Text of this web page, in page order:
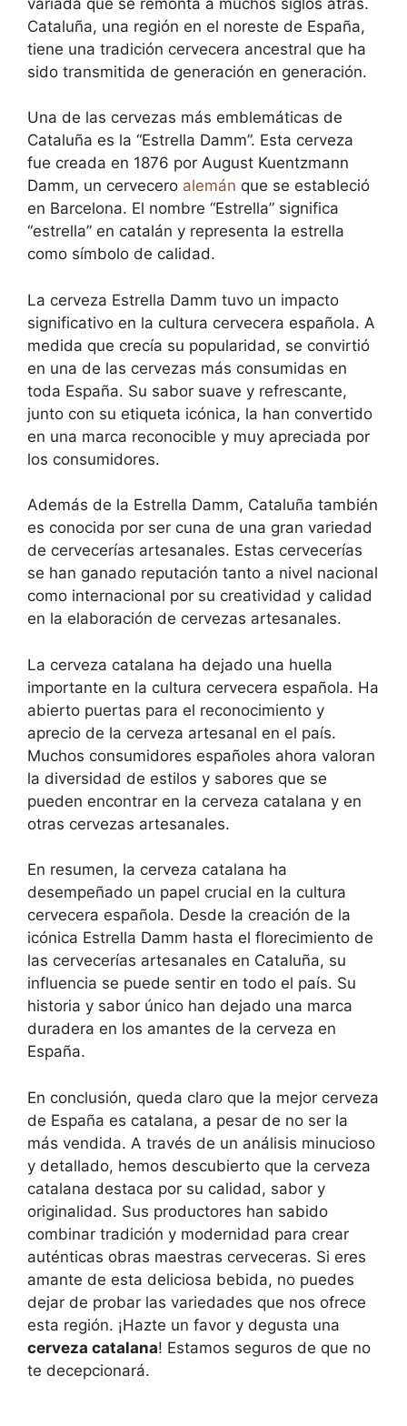
Cataluña, una región en el noreste de España,
tiene una tradición cervecera ancestral que ha
sido transmitida de generación en generación.
Una de las cervezas más emblemáticas de
Cataluña es la “Estrella Damm”. Esta cerveza
fue creada en 1876 por August Kuentzmann
Damm, un cervecero alemán que se estableció
en Barcelona. El nombre “Estrella” significa
“estrella” en catalán y representa la estrella
como símbolo de calidad.
La cerveza Estrella Damm tuvo un impacto
significativo en la cultura cervecera española. A
medida que crecía su popularidad, se convirtió
en una de las cervezas más consumidas en
toda España. Su sabor suave y refrescante,
junto con su etiqueta icónica, la han convertido
en una marca reconocible y muy apreciada por
los consumidores.
Además de la Estrella Damm, Cataluña también
es conocida por ser cuna de una gran variedad
de cervecerías artesanales. Estas cervecerías
se han ganado reputación tanto a nivel nacional
como internacional por su creatividad y calidad
en la elaboración de cervezas artesanales.
La cerveza catalana ha dejado una huella
importante en la cultura cervecera española. Ha
abierto puertas para el reconocimiento y
aprecio de la cerveza artesanal en el país.
Muchos consumidores españoles ahora valoran
la diversidad de estilos y sabores que se
pueden encontrar en la cerveza catalana y en
otras cervezas artesanales.
En resumen, la cerveza catalana ha
desempeñado un papel crucial en la cultura
cervecera española. Desde la creación de la
icónica Estrella Damm hasta el florecimiento de
las cervecerías artesanales en Cataluña, su
influencia se puede sentir en todo el país. Su
historia y sabor único han dejado una marca
duradera en los amantes de la cerveza en
España.
En conclusión, queda claro que la mejor cerveza
de España es catalana, a pesar de no ser la
más vendida. A través de un análisis minucioso
y detallado, hemos descubierto que la cerveza
catalana destaca por su calidad, sabor y
originalidad. Sus productores han sabido
combinar tradición y modernidad para crear
auténticas obras maestras cerveceras. Si eres
amante de esta deliciosa bebida, no puedes
dejar de probar las variedades que nos ofrece
esta región. ¡Hazte un favor y degusta una
cerveza catalana! Estamos seguros de que no
te decepcionará.